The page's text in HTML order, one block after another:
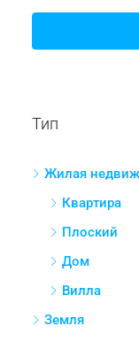
Тип
Жилая
Квартира
Плоский
Дом
Вилла
Земля